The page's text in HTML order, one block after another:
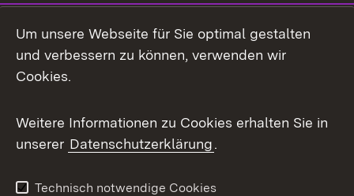
Mastodon
Messenger
Social Wall
X / Twitter
Youtube
Um unsere Webseite für Sie optimal gestalten
und verbessern zu können, verwenden wir
Cookies.
Weitere Informationen zu Cookies erhalten Sie in
unserer Datenschutzerklärung.
Technisch notwendige Cookies